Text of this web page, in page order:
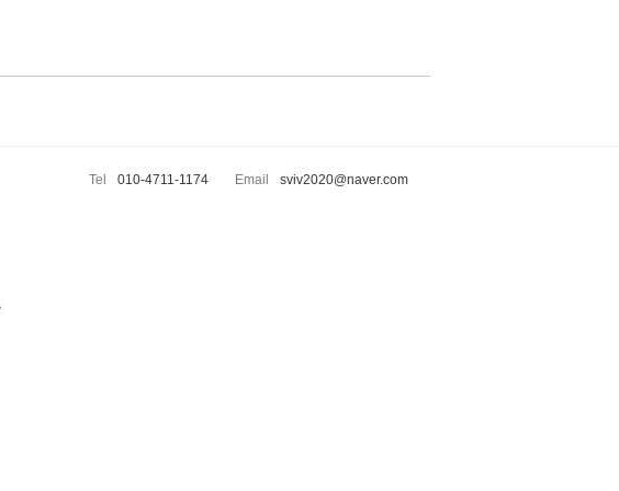
Tel 010-4711-1174 Email sviv2020@naver.com